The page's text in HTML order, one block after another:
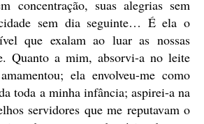
concentração, suas alegrias sem
sem dia seguinte… É ela o
que exalam ao luar as nossas
Quanto a mim, absorvi-a no leite
ela envolveu-me como
toda a minha infância; aspirei-a na
servidores que me reputavam o